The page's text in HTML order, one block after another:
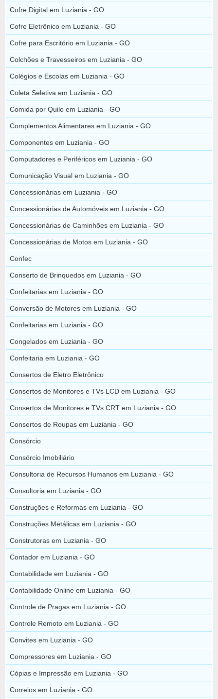
Cofre Digital em Luziania - GO
Cofre Eletrônico em Luziania - GO
Cofre para Escritório em Luziania - GO
Colchões e Travesseiros em Luziania - GO
Colégios e Escolas em Luziania - GO
Coleta Seletiva em Luziania - GO
Comida por Quilo em Luziania - GO
Complementos Alimentares em Luziania - GO
Componentes em Luziania - GO
Computadores e Periféricos em Luziania - GO
Comunicação Visual em Luziania - GO
Concessionárias em Luziania - GO
Concessionárias de Automóveis em Luziania - GO
Concessionárias de Caminhões em Luziania - GO
Concessionárias de Motos em Luziania - GO
Confec
Conserto de Brinquedos em Luziania - GO
Confeitarias em Luziania - GO
Conversão de Motores em Luziania - GO
Confeitarias em Luziania - GO
Congelados em Luziania - GO
Confeitaria em Luziania - GO
Consertos de Eletro Eletrônico
Consertos de Monitores e TVs LCD em Luziania - GO
Consertos de Monitores e TVs CRT em Luziania - GO
Consertos de Roupas em Luziania - GO
Consórcio
Consórcio Imobiliário
Consultoria de Recursos Humanos em Luziania - GO
Consultoria em Luziania - GO
Construções e Reformas em Luziania - GO
Construções Metálicas em Luziania - GO
Construtoras em Luziania - GO
Contador em Luziania - GO
Contabilidade em Luziania - GO
Contabilidade Online em Luziania - GO
Controle de Pragas em Luziania - GO
Controle Remoto em Luziania - GO
Convites em Luziania - GO
Compressores em Luziania - GO
Cópias e Impressão em Luziania - GO
Correios em Luziania - GO